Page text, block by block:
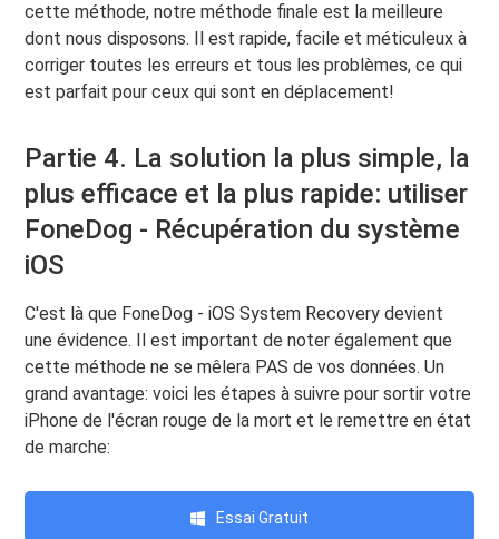
cette méthode, notre méthode finale est la meilleure
dont nous disposons. Il est rapide, facile et méticuleux à
corriger toutes les erreurs et tous les problèmes, ce qui
est parfait pour ceux qui sont en déplacement!
Partie 4. La solution la plus simple, la
plus efficace et la plus rapide: utiliser
FoneDog - Récupération du système
iOS
C'est là que FoneDog - iOS System Recovery devient
une évidence. Il est important de noter également que
cette méthode ne se mêlera PAS de vos données. Un
grand avantage: voici les étapes à suivre pour sortir votre
iPhone de l'écran rouge de la mort et le remettre en état
de marche:
Essai Gratuit